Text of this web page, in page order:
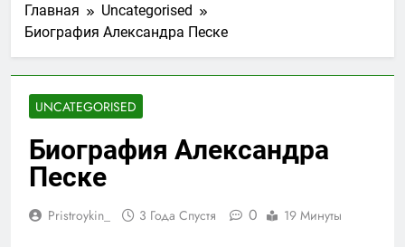
Главная
Uncategorised
Биография Александра Песке
UNCATEGORISED
Биография Александра
Песке
Pristroykin_ 3 Года Спустя 0 19 Минуты